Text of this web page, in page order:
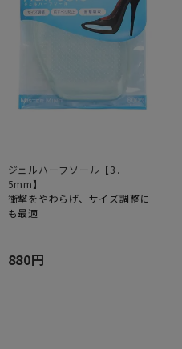
ジェルハーフソール【3．
5mm】
衝撃をやわらげ、サイズ調整に
も最適
880円